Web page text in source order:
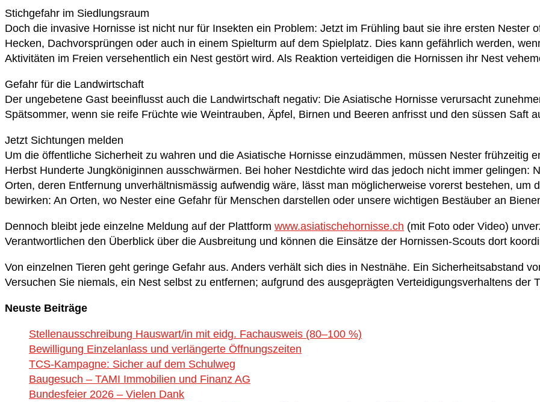
Stichgefahr im Siedlungsraum
Doch die invasive Hornisse ist nicht nur für Insekten ein Problem: Jetzt im Frühling baut sie ihre ersten Nester
Hecken, Dachvorsprüngen oder auch in einem Spielturm auf dem Spielplatz. Dies kann gefährlich werden,
Aktivitäten im Freien versehentlich ein Nest gestört wird. Als Reaktion verteidigen die Hornissen ihr Nest
Gefahr für die Landwirtschaft
Der ungebetene Gast beeinflusst auch die Landwirtschaft negativ: Die Asiatische Hornisse verursacht
Spätsommer, wenn sie reife Früchte wie Weintrauben, Äpfel, Birnen und Beeren anfrisst und den süssen Saft
Jetzt Sichtungen melden
Um die öffentliche Sicherheit zu wahren und die Asiatische Hornisse einzudämmen, müssen Nester frühzeitig
Herbst Hunderte Jungköniginnen ausschwärmen. Bei hoher Nestdichte wird das jedoch nicht immer gelingen:
Orten, deren Entfernung unverhältnismässig aufwendig wäre, lässt man möglicherweise vorerst bestehen, um
bewirken: An Orten, wo Nester eine Gefahr für Menschen darstellen oder unsere wichtigen Bestäuber an
Dennoch bleibt jede einzelne Meldung auf der Plattform www.asiatischehornisse.ch (mit Foto oder Video)
Verantwortlichen den Überblick über die Ausbreitung und können die Einsätze der Hornissen-Scouts dort
Von einzelnen Tieren geht geringe Gefahr aus. Anders verhält sich dies in Nestnähe. Ein Sicherheitsabstand
Versuchen Sie niemals, ein Nest selbst zu entfernen; aufgrund des ausgeprägten Verteidigungsverhaltens der
Neuste Beiträge
Stellenausschreibung Hauswart/in mit eidg. Fachausweis (80–100 %)
Bewilligung Einzelanlass und verlängerte Öffnungszeiten
TCS-Kampagne: Sicher auf dem Schulweg
Baugesuch – TAMI Immobilien und Finanz AG
Bundesfeier 2026 – Vielen Dank